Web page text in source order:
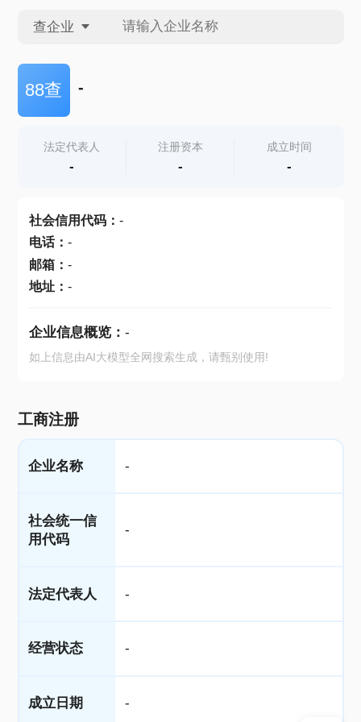
查企业
查企业
查产地
88查 -
法定代表人
-
注册资本
-
成立时间
-
社会信用代码： -
电话： -
邮箱： -
地址： -
企业信息概览： -
如上信息由AI大模型全网搜索生成，请甄别使用!
工商注册
企业名称 -
社会统一信
用代码
-
法定代表人 -
经营状态 -
成立日期 -